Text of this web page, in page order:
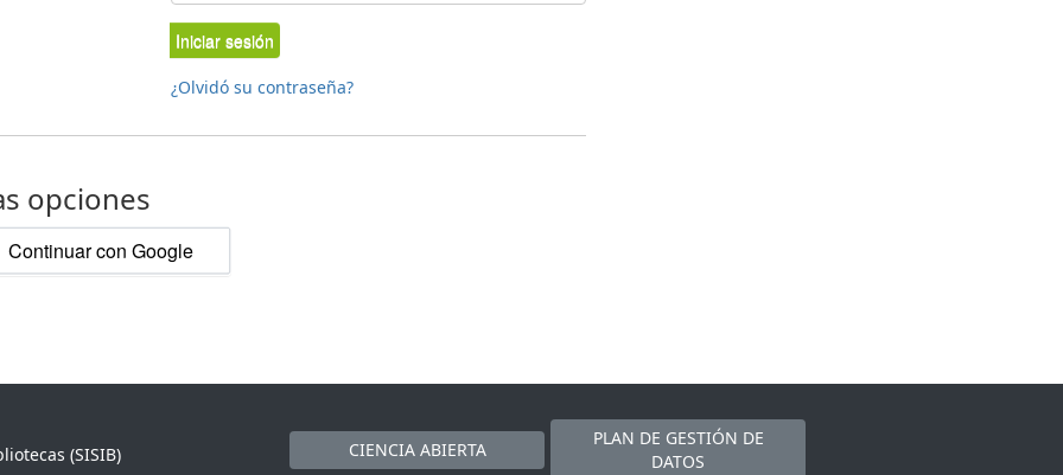
Iniciar sesión
¿Olvidó su contraseña?
opciones
Continuar con Google
(SISIB)
CIENCIA ABIERTA
PLAN DE GESTIÓN DE
DATOS